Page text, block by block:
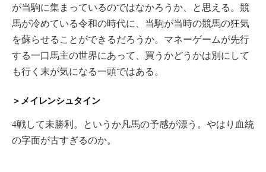
が当駒に集まっているのではなかろうか、と思える。競
馬が冷めている令和の時代に、当駒が当時の競馬の狂気
を蘇らせることができるだろうか。マネーゲームが先行
する一口馬主の世界にあって、買うかどうかは別にして
も行く末が気になる一頭ではある。
＞メイレンシュタイン
4戦して未勝利。というか凡馬の予感が漂う。やはり血統
の字面が古すぎるのか。